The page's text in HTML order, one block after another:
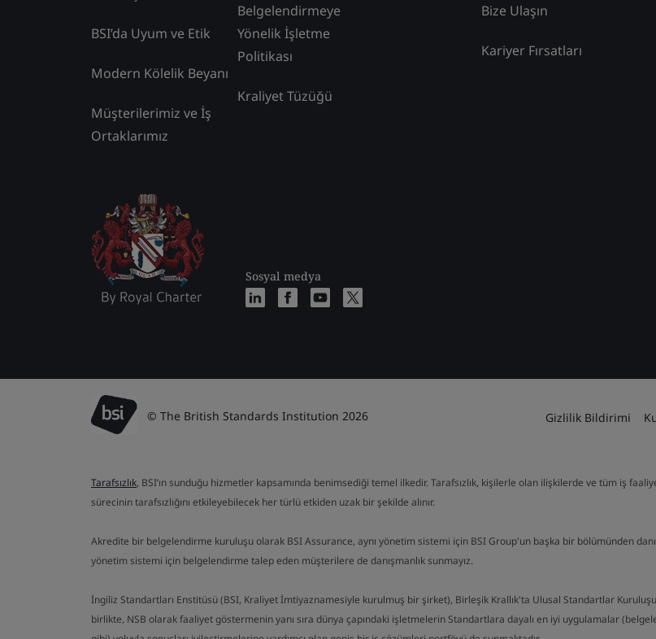
BSI’da Uyum ve Etik
Modern Kölelik Beyanı
Müşterilerimiz ve İş
Ortaklarımız
Belgelendirmeye
Yönelik İşletme
Politikası
Kraliyet Tüzüğü
Sosyal medya
Bize Ulaşın
Kariyer Fırsatları
© The British Standards Institution 2026 Gizlilik Bildirimi
Tarafsızlık, BSI’ın sunduğu hizmetler kapsamında benimsediği temel ilkedir. Tarafsızlık, kişilerle olan ilişkilerde ve tüm iş
sürecinin tarafsızlığını etkileyebilecek her türlü etkiden uzak bir şekilde alınır.
Akredite bir belgelendirme kuruluşu olarak BSI Assurance, aynı yönetim sistemi için BSI Group'un başka bir bölümünden
yönetim sistemi için belgelendirme talep eden müşterilere de danışmanlık sunmayız.
İngiliz Standartları Enstitüsü (BSI, Kraliyet İmtiyaznamesiyle kurulmuş bir şirket), Birleşik Krallık'ta Ulusal Standartlar
birlikte, NSB olarak faaliyet göstermenin yanı sıra dünya çapındaki işletmelerin Standartlara dayalı en iyi uygulamalar